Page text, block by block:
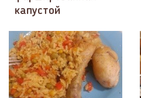
капустой